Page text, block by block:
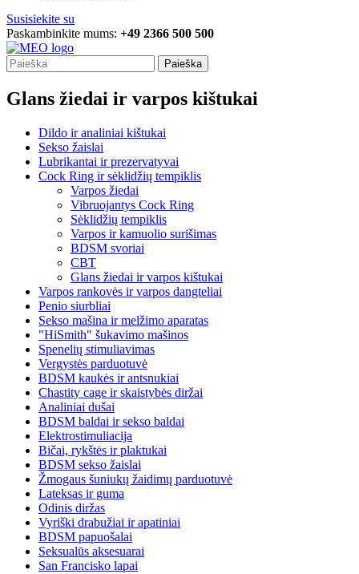
Susisiekite su
Paskambinkite mums: +49 2366 500 500
Paieška
Glans žiedai ir varpos kištukai
Dildo ir analiniai kištukai
Sekso žaislai
Lubrikantai ir prezervatyvai
Cock Ring ir sėklidžių tempiklis
Varpos žiedai
Vibruojantys Cock Ring
Sėklidžių tempiklis
Varpos ir kamuolio surišimas
BDSM svoriai
CBT
Glans žiedai ir varpos kištukai
Varpos rankovės ir varpos dangteliai
Penio siurbliai
Sekso mašina ir melžimo aparatas
"HiSmith" šukavimo mašinos
Spenelių stimuliavimas
Vergystės parduotuvė
BDSM kaukės ir antsnukiai
Chastity cage ir skaistybės diržai
Analiniai dušai
BDSM baldai ir sekso baldai
Elektrostimuliacija
Bičai, rykštės ir plaktukai
BDSM sekso žaislai
Žmogaus šuniukų žaidimų parduotuvė
Lateksas ir guma
Odinis diržas
Vyriški drabužiai ir apatiniai
BDSM papuošalai
Seksualūs aksesuarai
San Francisko lapai